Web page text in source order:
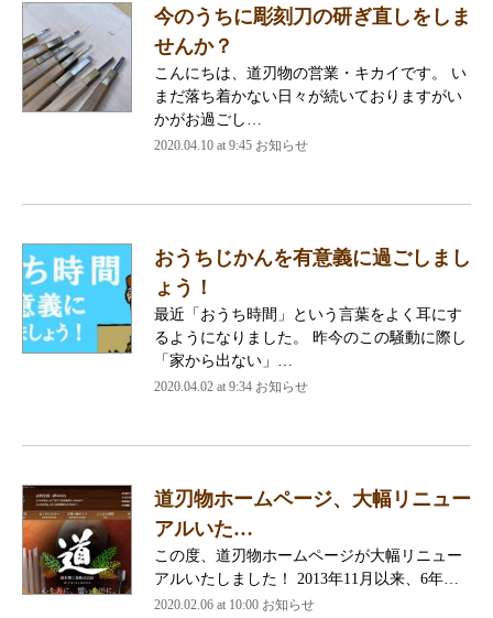
今のうちに彫刻刀の研ぎ直しをしま
せんか？
こんにちは、道刃物の営業・キカイです。 い
まだ落ち着かない日々が続いておりますがい
かがお過ごし…
2020.04.10 at 9:45 お知らせ
おうちじかんを有意義に過ごしまし
ょう！
最近「おうち時間」という言葉をよく耳にす
るようになりました。 昨今のこの騒動に際し
「家から出ない」…
2020.04.02 at 9:34 お知らせ
道刃物ホームページ、大幅リニュー
アルいた…
この度、道刃物ホームページが大幅リニュー
アルいたしました！ 2013年11月以来、6年…
2020.02.06 at 10:00 お知らせ